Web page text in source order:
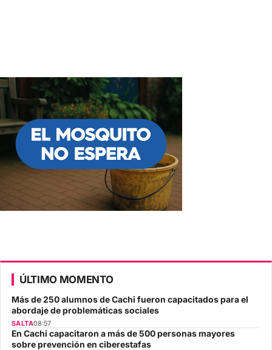
ÚLTIMO MOMENTO
Más de 250 alumnos de Cachi fueron capacitados para el
abordaje de problemáticas sociales
SALTA08:57
En Cachi capacitaron a más de 500 personas mayores
sobre prevención en ciberestafas